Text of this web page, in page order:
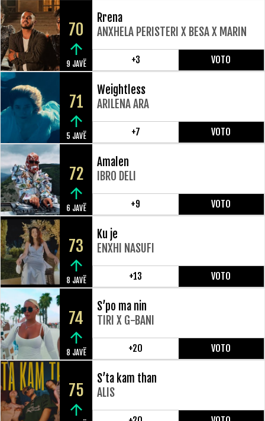
70
9 JAVË
Rrena
ANXHELA PERISTERI X BESA X MARIN
+3 VOTO
71
5 JAVË
Weightless
ARILENA ARA
+7 VOTO
72
6 JAVË
Amalen
IBRO DELI
+9 VOTO
73
8 JAVË
Ku je
ENXHI NASUFI
+13 VOTO
74
8 JAVË
S’po ma nin
TIRI X G-BANI
+20 VOTO
75
S’ta kam than
ALIS